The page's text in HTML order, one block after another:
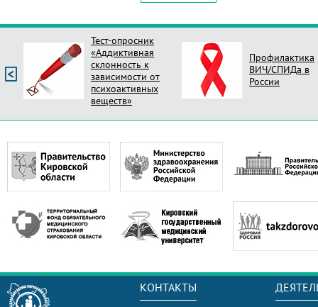
Тест-опросник
«Аддиктивная
склонность к
зависимости от
психоактивных
веществ»
Профилактика
ВИЧ/СПИДа в
России
КОНТАКТЫ